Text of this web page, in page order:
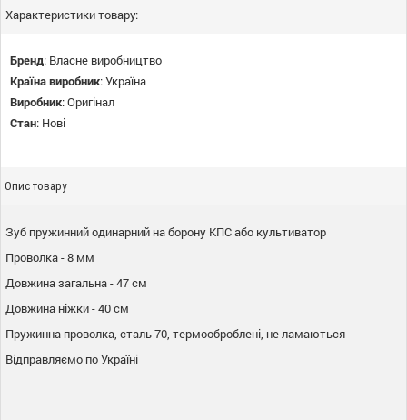
Характеристики товару:
Бренд: Власне виробництво
Країна виробник:Україна
Виробник:Оригінал
Стан: Нові
Опис товару
Зуб пружинний одинарний на борону КПС або культиватор
Проволка - 8 мм
Довжина загальна - 47 см
Довжина ніжки - 40 см
Пружинна проволка, сталь 70, термооброблені, не ламаються
Відправляємо по Україні